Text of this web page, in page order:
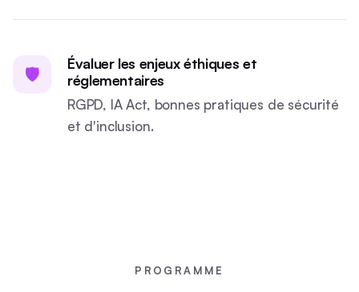
🛡
Évaluer les enjeux éthiques et
réglementaires
RGPD, IA Act, bonnes pratiques de sécurité
et d'inclusion.
PROGRAMME